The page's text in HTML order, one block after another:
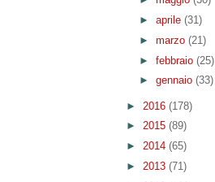
► aprile (31)
► marzo (21)
► febbraio (25)
► gennaio (33)
► 2016 (178)
► 2015 (89)
► 2014 (65)
► 2013 (71)